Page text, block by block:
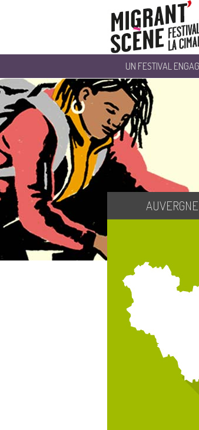
UN FESTIVAL